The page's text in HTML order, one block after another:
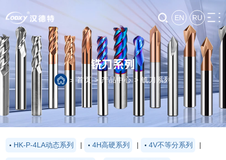
EN RU
铣刀系列
> 首页> 产品中心> 铣刀系列
HK-P-4LA动态系列 | 4H高硬系列 | 4V不等分系列 |